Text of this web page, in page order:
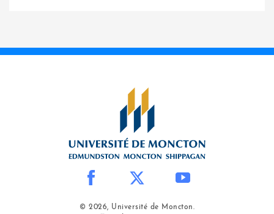
© 2026, Université de Moncton.